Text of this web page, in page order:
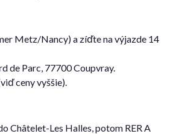
Metz/Nancy) a zíďte na výjazde 14
de Parc, 77700 Coupvray.
ceny vyššie).
Châtelet-Les Halles, potom RER A